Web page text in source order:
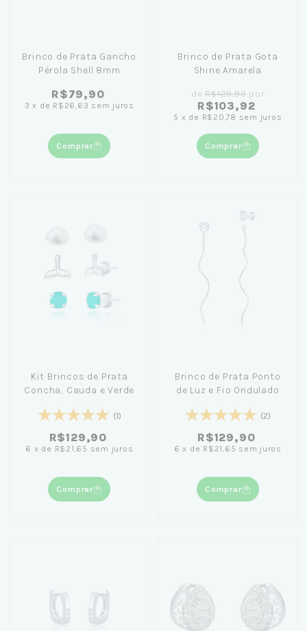
Brinco de Prata Gancho
Pérola Shell 8mm
R$79,90
3 x de R$26,63 sem juros
Comprar
Brinco de Prata Gota
Shine Amarela
deR$129,90 por
R$103,92
5 x de R$20,78 sem juros
Comprar
Kit Brincos de Prata
Concha, Cauda e Verde
(1)
R$129,90
6 x de R$21,65 sem juros
Comprar
Brinco de Prata Ponto
de Luz e Fio Ondulado
(2)
R$129,90
6 x de R$21,65 sem juros
Comprar